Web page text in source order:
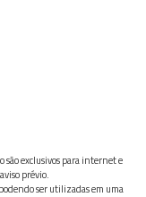
são exclusivos para internet e
prévio.
ser utilizadas em uma